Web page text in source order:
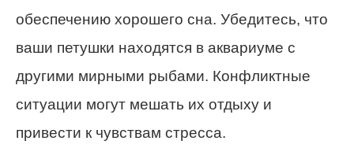
обеспечению хорошего сна. Убедитесь, что
ваши петушки находятся в аквариуме с
другими мирными рыбами. Конфликтные
ситуации могут мешать их отдыху и
привести к чувствам стресса.